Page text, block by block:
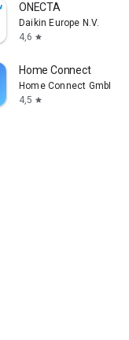
ONECTA
Daikin Europe N.V.
4,6 star
Home Connect
Home Connect GmbH
4,5 star